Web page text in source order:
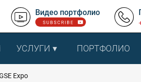
Видео портфолио
УСЛУГИ ПОРТФОЛИО
Expo